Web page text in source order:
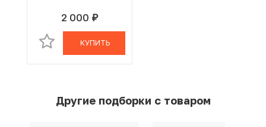
2 000 руб.
В КОРЗИНЕ
КУПИТЬ
Другие подборки с товаром